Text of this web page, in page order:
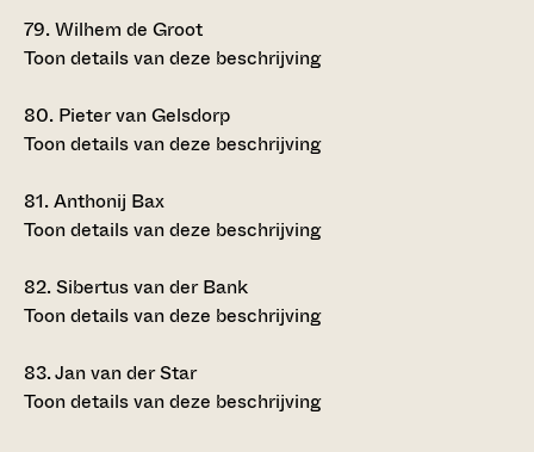
79.Wilhem de Groot
Toon details van deze beschrijving
80. Pieter van Gelsdorp
Toon details van deze beschrijving
81.Anthonij Bax
Toon details van deze beschrijving
82.Sibertus van der Bank
Toon details van deze beschrijving
83.Jan van der Star
Toon details van deze beschrijving